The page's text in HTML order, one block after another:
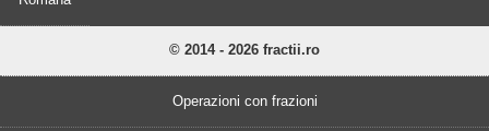
© 2014 - 2026 fractii.ro
Operazioni con frazioni